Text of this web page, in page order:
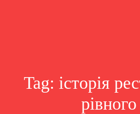
Tag: історія
рівного